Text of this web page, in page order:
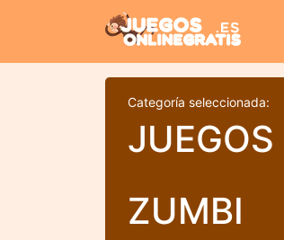
Categoría seleccionada:
JUEGOS
ZUMBI